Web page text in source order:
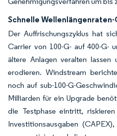
Schnelle
Der Auffrischungszyklus hat
Carrier von 100-G- auf 400-G-
ältere Anlagen veralten
erodieren. Windstream
noch auf sub-100-G-
Milliarden für ein Upgrade
die Testphase eintritt,
Investitionsausgaben